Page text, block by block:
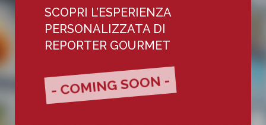
SCOPRI L’ESPERIENZA
PERSONALIZZATA DI
REPORTER GOURMET
- COMING SOON -